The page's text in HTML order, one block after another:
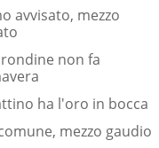
avvisato, mezzo
non fa
ha l'oro in bocca
mezzo gaudio